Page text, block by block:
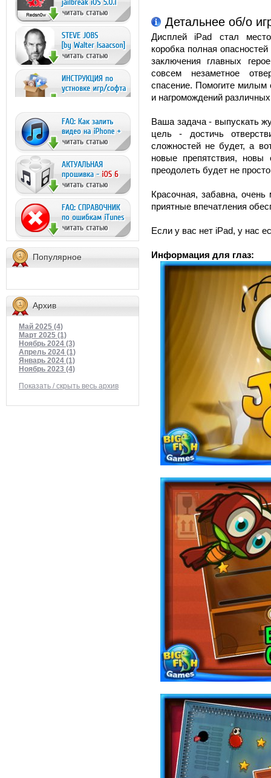
Популярное
Архив
Май 2025 (4)
Март 2025 (1)
Ноябрь 2024 (3)
Апрель 2024 (1)
Январь 2024 (1)
Ноябрь 2023 (4)
Показать / скрыть весь архив
Детальнее об/о
Дисплей iPad стал
коробка полная
заключения главных
совсем незаметное
спасение. Помогите милым
и нагромождений
Ваша задача - выпускать
цель - достичь
сложностей не будет, а
новые препятствия, новы
преодолеть будет не
Красочная, забавна,
приятные впечатления
Если у вас нет iPad, у нас
Информация для глаз: